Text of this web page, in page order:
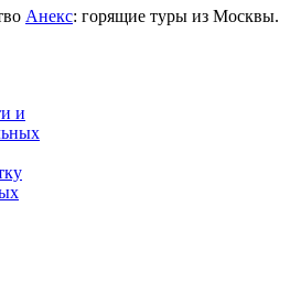
Анекс: горящие туры из Москвы.
и